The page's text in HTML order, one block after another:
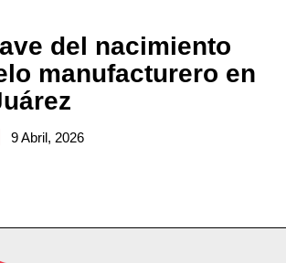
del nacimiento
manufacturero en
9 Abril, 2026